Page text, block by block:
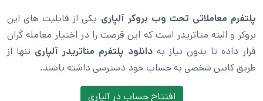
پلتفرم معاملاتی تحت وب بروکر آلپاری یکی از قابلیت های این
بروکر و البته متاتریدر است که این قرصت را در اختیار معامله گران
قرار داده تا بدون نیاز به دانلود پلتفرم متاتریدر آلپاری تنها از
طریق کابین شخصی به حساب خود دسترسی داشته باشند.
افتتاح حساب در آلپاری